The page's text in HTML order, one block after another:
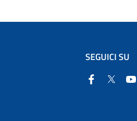
SEGUICI SU
Facebook
Twitter